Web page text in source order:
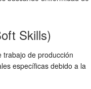
Skills)
trabajo de producción
específicas debido a la